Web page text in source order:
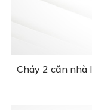
Cháy 2 căn nhà